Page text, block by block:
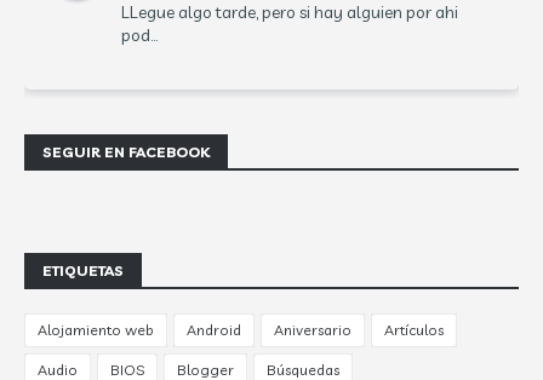
LLegue algo tarde, pero si hay alguien por ahi
pod...
SEGUIR EN FACEBOOK
ETIQUETAS
Alojamiento web Android Aniversario Artículos
Audio BIOS Blogger Búsquedas